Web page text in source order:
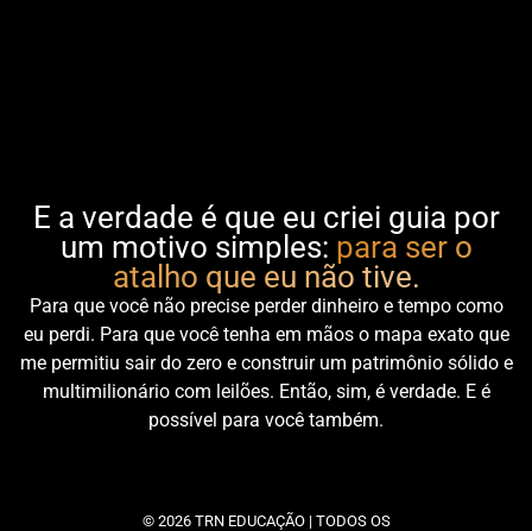
E a verdade é que eu criei guia por
um motivo simples: para ser o
atalho que eu não tive.
Para que você não precise perder dinheiro e tempo como
eu perdi. Para que você tenha em mãos o mapa exato que
me permitiu sair do zero e construir um patrimônio sólido e
multimilionário com leilões. Então, sim, é verdade. E é
possível para você também.
© 2026 TRN EDUCAÇÃO | TODOS OS